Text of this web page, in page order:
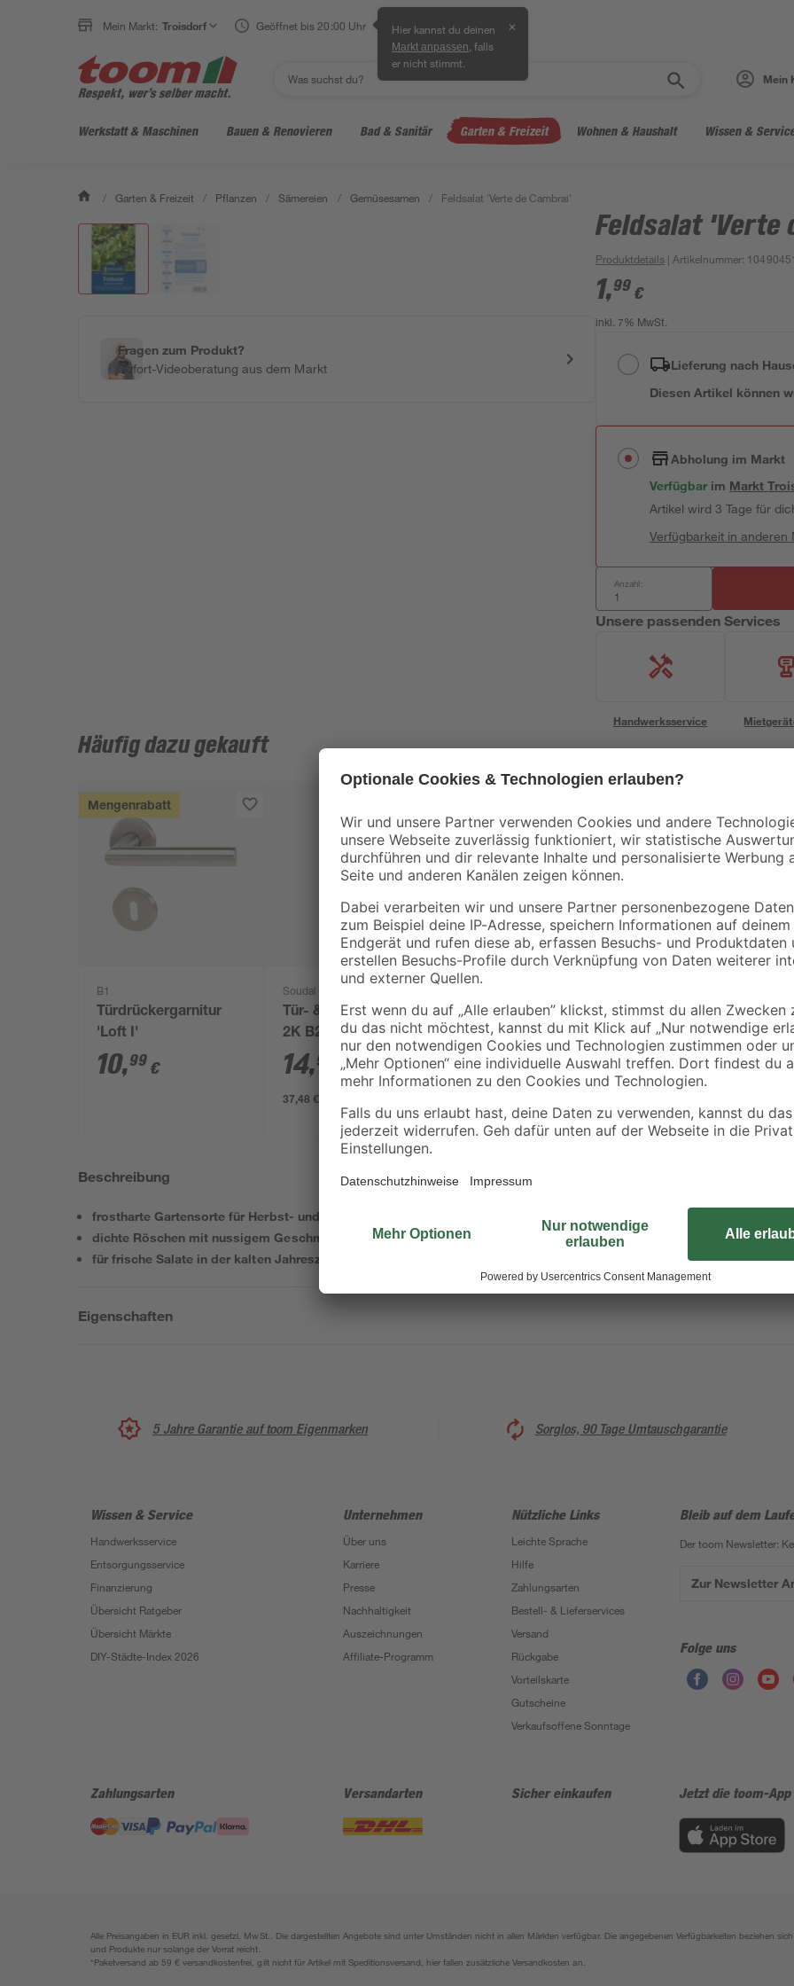
Mein Markt: Troisdorf Geöffnet bis 20:00 Uhr Hier kannst du deinen
Markt anpassen , falls
er nicht stimmt.
✕
Mein
Werkstatt & Maschinen Bauen & Renovieren Bad & Sanitär Garten & Freizeit Wohnen & Haushalt Wissen &
/ Garten & Freizeit / Pflanzen / Sämereien / Gemüsesamen / Feldsalat 'Verte de Cambrai'
Fragen zum Produkt?
Sofort-Videoberatung aus dem Markt
Feldsalat 'Verte
Produktdetails | Artikelnummer:
1,99 €
inkl. 7% MwSt.
Lieferung nach
Diesen Artikel können
Abholung im Markt
Verfügbar im Markt
Artikel wird 3 Tage für
Verfügbarkeit in anderen
Anzahl:
Unsere passenden Services
Handwerksservice
Häufig dazu gekauft
Mengenrabatt
B1
Türdrückergarnitur
'Loft I'
10,99 €
Soudal
Tür- & Zargenschaum
2K B2 400 ml
14,99 €
37,48 € / Liter
Bodenfliese 'Star'
anthrazit 30,5 x 61 cm
16,99€/ m²
Bodenfliese 'Trend'
Feinsteinzeug
anthrazit 30,5 x 61
14,99 €/ m²
Beschreibung
frostharte Gartensorte für Herbst- und Winterernte
dichte Röschen mit nussigem Geschmack
für frische Salate in der kalten Jahreszeit
Eigenschaften
5 Jahre Garantie auf toom Eigenmarken Sorglos, 90 Tage Umtauschgarantie
Wissen & Service
Handwerksservice
Entsorgungsservice
Finanzierung
Übersicht Ratgeber
Übersicht Märkte
DIY-Städte-Index 2026
Unternehmen
Über uns
Karriere
Presse
Nachhaltigkeit
Auszeichnungen
Affiliate-Programm
Nützliche Links
Leichte Sprache
Hilfe
Zahlungsarten
Bestell- & Lieferservices
Versand
Rückgabe
Vorteilskarte
Gutscheine
Verkaufsoffene Sonntage
Bleib auf dem
Der toom Newsletter:
Zur Newsletter
Folge uns
Zahlungsarten Versandarten Sicher einkaufen Jetzt die toom-
Alle Preisangaben in EUR inkl. gesetzl. MwSt.. Die dargestellten Angebote sind unter Umständen nicht in allen Märkten verfügbar. Die angegebenen Verfügbarkeiten beziehen
und Produkte nur solange der Vorrat reicht.
*Paketversand ab 59 € versandkostenfrei, gilt nicht für Artikel mit Speditionsversand, hier fallen zusätzliche Versandkosten an.